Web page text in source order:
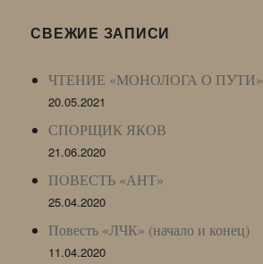
LJ
СВЕЖИЕ ЗАПИСИ
ЧТЕНИЕ «МОНОЛОГА О ПУТИ»
20.05.2021
СПОРЩИК ЯКОВ
21.06.2020
ПОВЕСТЬ «АНТ»
25.04.2020
Повесть «ЛЧК» (начало и конец)
11.04.2020